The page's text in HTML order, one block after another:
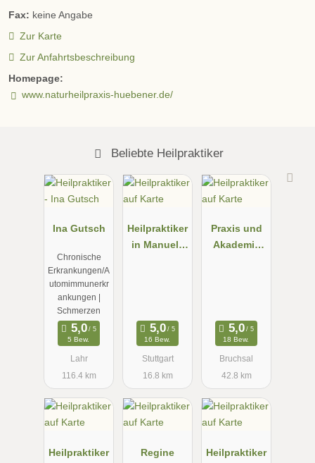
Fax: keine Angabe
Zur Karte
Zur Anfahrtsbeschreibung
Homepage:
www.naturheilpraxis-huebener.de/
Beliebte Heilpraktiker
Ina Gutsch
Chronische
Erkrankungen/A
utomimmunerkr
ankungen |
Schmerzen
5 Bew.
Lahr
116.4 km
Heilpraktiker
in Manuela
16 Bew.
Stuttgart
16.8 km
Praxis und
Akademie
pie, Andrea
Köhler
18 Bew.
Bruchsal
42.8 km
Heilpraktiker
Regine
Heilpraktiker